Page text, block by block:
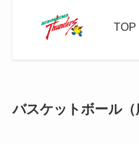
TOP
バスケットボール（